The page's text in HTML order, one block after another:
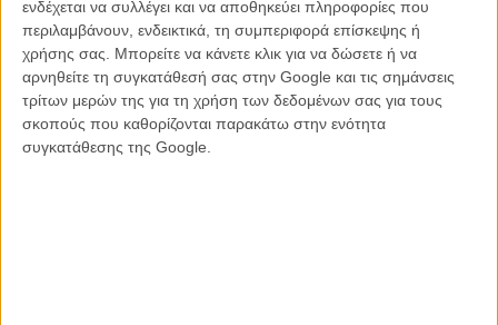
ενδέχεται να συλλέγει και να αποθηκεύει πληροφορίες που
περιλαμβάνουν, ενδεικτικά, τη συμπεριφορά επίσκεψης ή
χρήσης σας. Μπορείτε να κάνετε κλικ για να δώσετε ή να
αρνηθείτε τη συγκατάθεσή σας στην Google και τις σημάνσεις
τρίτων μερών της για τη χρήση των δεδομένων σας για τους
σκοπούς που καθορίζονται παρακάτω στην ενότητα
συγκατάθεσης της Google.
κοντά, ακόμη και κάτω από τις πιο αντίξοες συνθήκες.
Το «Rams», όπως και το «Of Horses and Men» του Μπένεντικτ
Ερλινγκσον πριν από δύο χρόνια, δείχνει με έναν ιδιαίτερα γλαφυρό
τρόπο τον στενό, ζωντανό δεσμό που οι κάτοικοι αυτής της
απομονωμένης χωράς μοιράζονται όχι απαραίτητα με τα άλογα ή τα
πρόβατά τους, μα με την σκληρή παράξενη φύση που τους